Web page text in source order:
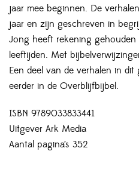
jaar mee beginnen. De
jaar en zijn geschreven in
Jong heeft rekening gehouden
leeftijden. Met
Een deel van de verhalen in
eerder in de Overblijfbijbel.
ISBN 9789033833441
Uitgever Ark Media
Aantal pagina’s 352